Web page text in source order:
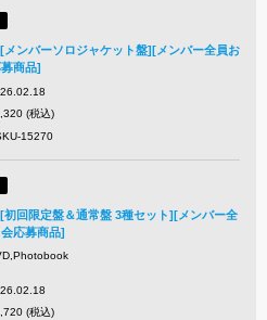
ンバーソロジャケット盤][メンバー全員お
商品]
(税込)
15270
回限定盤＆通常盤 3種セット][メンバー全
応募商品]
(税込)